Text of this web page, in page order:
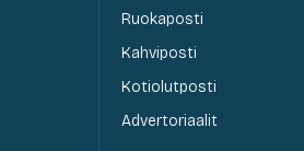
Ruokaposti
Kahviposti
Kotiolutposti
Advertoriaalit